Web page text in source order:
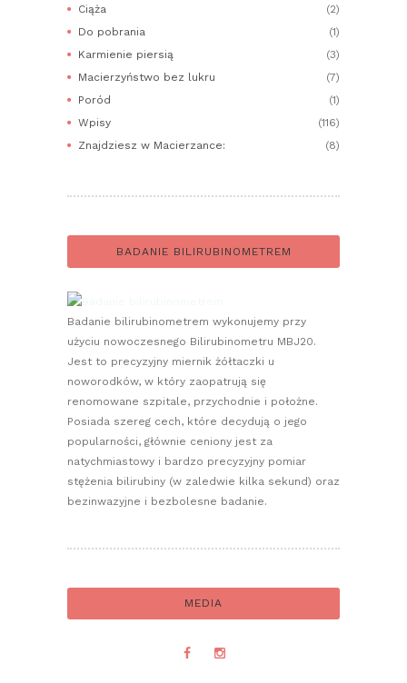
Ciąża
(2)
Do pobrania
(1)
Karmienie piersią
(3)
Macierzyństwo bez lukru
(7)
Poród
(1)
Wpisy
(116)
Znajdziesz w Macierzance:
(8)
BADANIE BILIRUBINOMETREM
Badanie bilirubinometrem wykonujemy przy
użyciu nowoczesnego Bilirubinometru MBJ20.
Jest to precyzyjny miernik żółtaczki u
noworodków, w który zaopatrują się
renomowane szpitale, przychodnie i położne.
Posiada szereg cech, które decydują o jego
popularności, głównie ceniony jest za
natychmiastowy i bardzo precyzyjny pomiar
stężenia bilirubiny (w zaledwie kilka sekund) oraz
bezinwazyjne i bezbolesne badanie.
MEDIA